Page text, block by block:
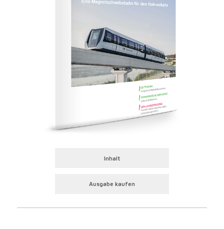
Inhalt
Ausgabe kaufen